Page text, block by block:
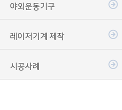
야외운동기구
레이저기계 제작
시공사례